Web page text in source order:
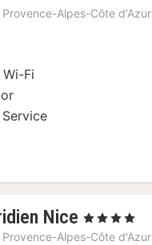
Provence-Alpes-Côte d'Azur
Fi
Nice 1
nat
, 4 Stjerner
Provence-Alpes-Côte d'Azur